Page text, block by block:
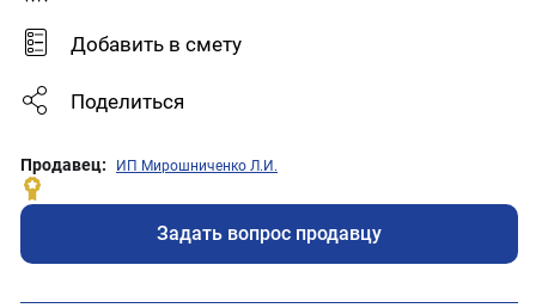
Добавить в смету
Поделиться
Продавец: ИП Мирошниченко Л.И.
Задать вопрос продавцу